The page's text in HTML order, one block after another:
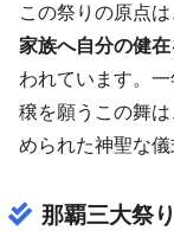
この祭りの原点
家族へ自分の健
われています。
穣を願うこの舞
められた神聖な儀
那覇三大祭